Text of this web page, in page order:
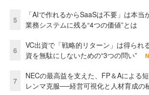
5
「AIで作れるからSaaSは不要」は本当
業務システムに残る“4つの価値”とは
6
VC出資で「戦略的リターン」は得られ
資を無駄にしないための“3つの問い”
7
NECの最高益を支えた、FP＆Aによる
レンマ克服──経営可視化と人材育成の